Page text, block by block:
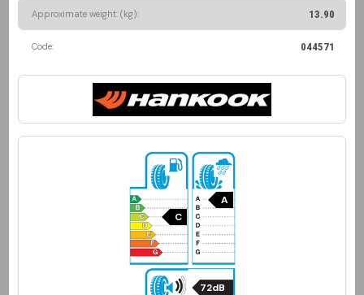
Approximate weight: (kg): 13.90
Code: 044571
C
A
72dB